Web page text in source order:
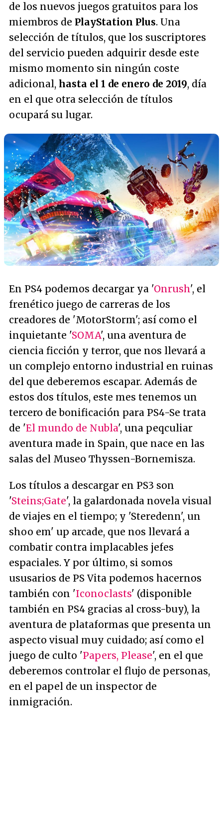
de los nuevos juegos gratuitos para los
miembros de PlayStation Plus. Una
selección de títulos, que los suscriptores
del servicio pueden adquirir desde este
mismo momento sin ningún coste
adicional, hasta el 1 de enero de 2019, día
en el que otra selección de títulos
ocupará su lugar.
En PS4 podemos decargar ya 'Onrush', el
frenético juego de carreras de los
creadores de 'MotorStorm'; así como el
inquietante 'SOMA', una aventura de
ciencia ficción y terror, que nos llevará a
un complejo entorno industrial en ruinas
del que deberemos escapar. Además de
estos dos títulos, este mes tenemos un
tercero de bonificación para PS4-Se trata
de 'El mundo de Nubla', una peqculiar
aventura made in Spain, que nace en las
salas del Museo Thyssen-Bornemisza.
Los títulos a descargar en PS3 son
'Steins;Gate', la galardonada novela visual
de viajes en el tiempo; y 'Steredenn', un
shoo em' up arcade, que nos llevará a
combatir contra implacables jefes
espaciales. Y por último, si somos
ususarios de PS Vita podemos hacernos
también con 'Iconoclasts' (disponible
también en PS4 gracias al cross-buy), la
aventura de plataformas que presenta un
aspecto visual muy cuidado; así como el
juego de culto 'Papers, Please', en el que
deberemos controlar el flujo de personas,
en el papel de un inspector de
inmigración.